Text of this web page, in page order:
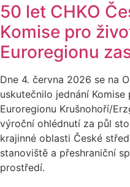
50 let CHKO
Komise pro
Euroregionu
Dne 4. června 2026 se na
uskutečnilo jednání
Euroregionu Krušnohoří/
výroční ohlédnutí za půl
krajinné oblasti České
stanoviště a přeshraniční
prostředí.